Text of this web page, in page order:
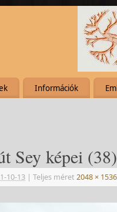
Információk
Sey képei (38)
10-13 | Teljes méret 2048 × 1536